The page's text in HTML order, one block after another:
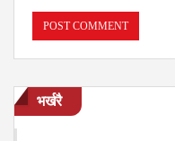
भर्खरै